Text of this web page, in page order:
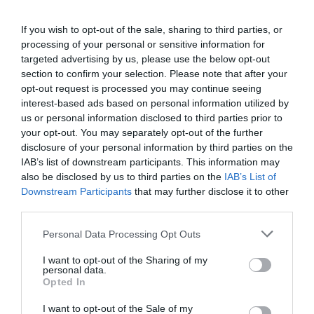
If you wish to opt-out of the sale, sharing to third parties, or
processing of your personal or sensitive information for
targeted advertising by us, please use the below opt-out
section to confirm your selection. Please note that after your
opt-out request is processed you may continue seeing
interest-based ads based on personal information utilized by
us or personal information disclosed to third parties prior to
your opt-out. You may separately opt-out of the further
disclosure of your personal information by third parties on the
IAB’s list of downstream participants. This information may
also be disclosed by us to third parties on the IAB’s List of
Downstream Participants that may further disclose it to other
Personal Data Processing Opt Outs
I want to opt-out of the Sharing of my
personal data.
Opted In
I want to opt-out of the Sale of my
Βγαίνω και ψάχνω τα κλειδιά. Κάποιος φώναξε
και του είπε «βοήθεια, προσπαθεί να με
σκοτώσει».